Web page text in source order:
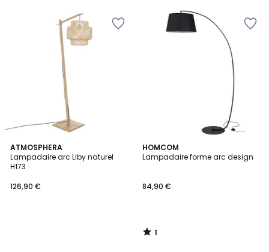
ATMOSPHERA
Lampadaire arc Liby naturel
H173
126,90 €
HOMCOM
Lampadaire forme arc design
84,90 €
1
/
1
/